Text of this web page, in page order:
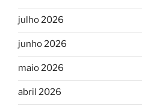
julho 2026
junho 2026
maio 2026
abril 2026